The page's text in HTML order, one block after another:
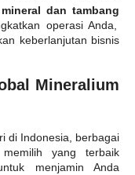
dan tambang
operasi Anda,
keberlanjutan bisnis
Mineralium
di Indonesia, berbagai
memilih yang terbaik
menjamin Anda